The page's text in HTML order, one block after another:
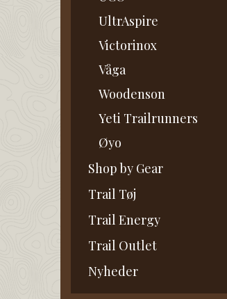
UltrAspire
Victorinox
Våga
Woodenson
Yeti Trailrunners
Øyo
Shop by Gear
Trail Tøj
Trail Energy
Trail Outlet
Nyheder